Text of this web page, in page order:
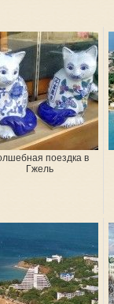
поездка в
Гжель